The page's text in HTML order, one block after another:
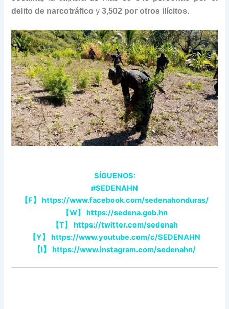
delito de narcotráfico y3,502 por otros ilícitos.
SÍGUENOS:
#SEDENAHN
【F】 https://www.facebook.com/sedenahonduras/
【W】 https://sedena.gob.hn
【T】 https://twitter.com/sedenah
【Y】 https://www.youtube.com/c/SEDENAHN
【I】 https://www.instagram.com/sedenahn/